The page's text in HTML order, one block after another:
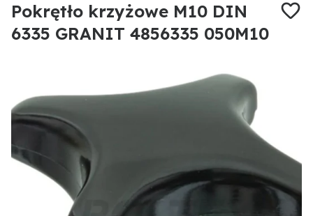
Pokrętło krzyżowe M10 DIN
6335 GRANIT 4856335 050M10